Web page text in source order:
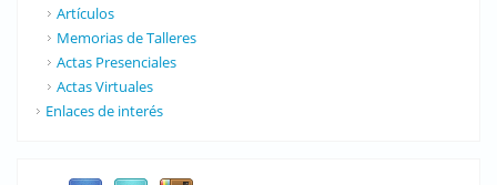
Artículos
Memorias de Talleres
Actas Presenciales
Actas Virtuales
Enlaces de interés